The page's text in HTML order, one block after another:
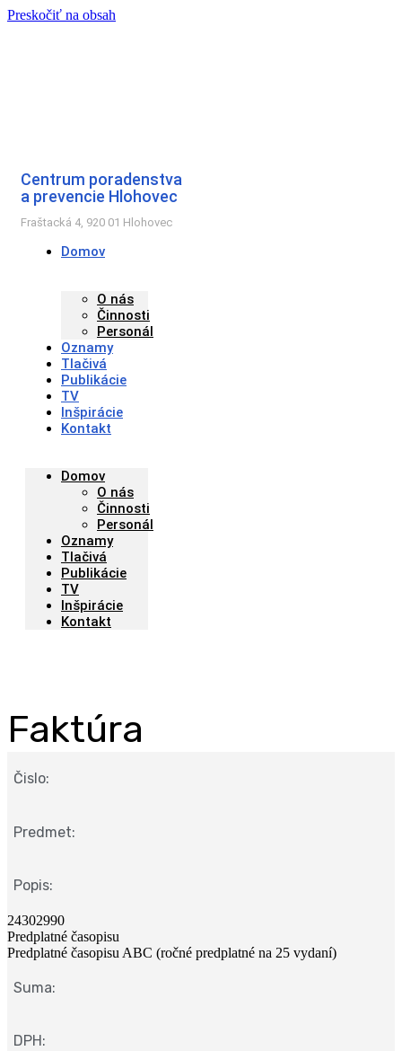
Preskočiť na obsah
Centrum poradenstva
a prevencie Hlohovec
Fraštacká 4, 920 01 Hlohovec
Domov
O nás
Činnosti
Personál
Oznamy
Tlačivá
Publikácie
TV
Inšpirácie
Kontakt
Domov
O nás
Činnosti
Personál
Oznamy
Tlačivá
Publikácie
TV
Inšpirácie
Kontakt
Faktúra
Čislo:
Predmet:
Popis:
24302990
Predplatné časopisu
Predplatné časopisu ABC (ročné predplatné na 25 vydaní)
Suma:
DPH: